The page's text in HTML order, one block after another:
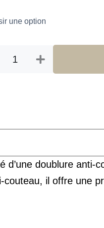
MANCHETTES
doublure anti-
il offre une